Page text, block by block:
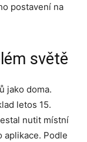
postavení na
světě
jako doma.
letos 15.
nutit místní
Podle